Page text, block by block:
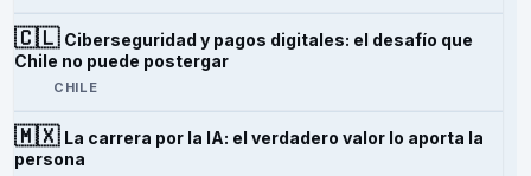
🇨🇱 Ciberseguridad y pagos digitales: el desafío que
Chile no puede postergar
CHILE
🇲🇽 La carrera por la IA: el verdadero valor lo aporta la
persona